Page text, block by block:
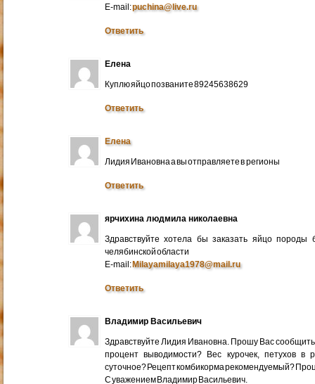
E-mail:puchina@live.ru
Ответить
Елена
Куплю яйцо позваните 89245638629
Ответить
Елена
Лидия Ивановна а вы отправляете в регионы
Ответить
ярчихина людмила николаевна
Здравствуйте хотела бы заказать яйцо
челябинской области
E-mail:Milayamilaya1978@mail.ru
Ответить
Владимир Васильевич
Здравствуйте Лидия Ивановна. Прошу Вас
процент выводимости? Вес курочек, петухов в
суточное? Рецепт комбикорма рекомендуемый?
С уважением Владимир Васильевич.